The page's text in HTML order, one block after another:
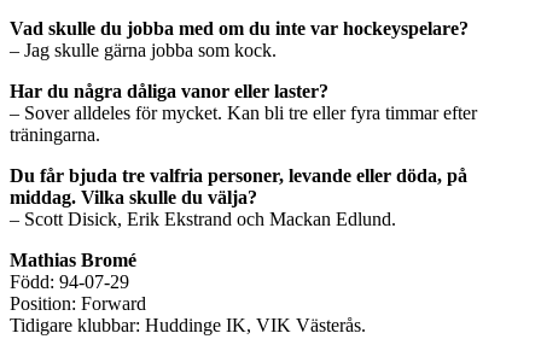
Vad skulle du jobba med om du inte var hockeyspelare?
– Jag skulle gärna jobba som kock.
Har du några dåliga vanor eller laster?
– Sover alldeles för mycket. Kan bli tre eller fyra timmar efter
träningarna.
Du får bjuda tre valfria personer, levande eller döda, på
middag. Vilka skulle du välja?
– Scott Disick, Erik Ekstrand och Mackan Edlund.
Mathias Bromé
Född: 94-07-29
Position: Forward
Tidigare klubbar: Huddinge IK, VIK Västerås.